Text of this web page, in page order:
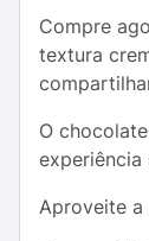
Compre
textura
O
experiência
Aproveite a